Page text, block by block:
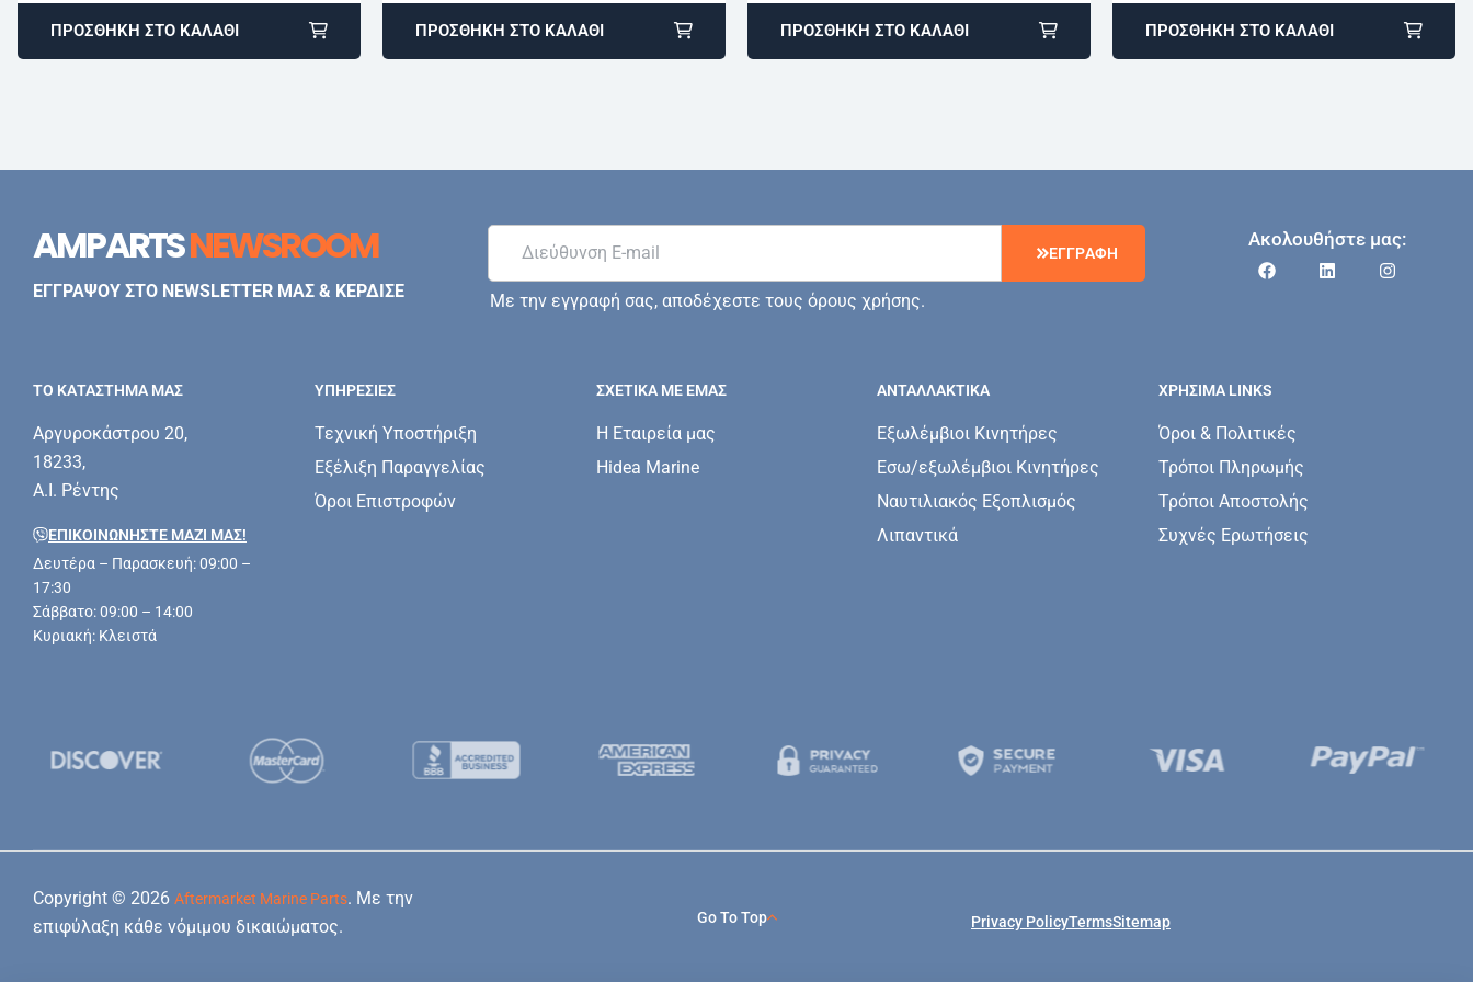
ΠΡΟΣΘΉΚΗ ΣΤΟ ΚΑΛΆΘΙ ΠΡΟΣΘΉΚΗ ΣΤΟ ΚΑΛΆΘΙ ΠΡΟΣΘΉΚΗ ΣΤΟ ΚΑΛΆΘΙ ΠΡΟΣΘΉΚΗ ΣΤΟ ΚΑΛΆΘΙ
AMPARTSNEWSROOM
ΕΓΓΡΑΨΟΥ ΣΤΟ NEWSLETTER ΜΑΣ & ΚΕΡΔΙΣΕ
ΕΓΓΡΑΦΗ
Με την εγγραφή σας, αποδέχεστε τους όρους χρήσης.
Ακολουθήστε μας:
ΤΟ ΚΑΤΑΣΤΗΜΑ ΜΑΣ
Αργυροκάστρου 20,
18233,
Α.Ι. Ρέντης
ΕΠΙΚΟΙΝΩΝΗΣΤΕ ΜΑΖΊ ΜΑΣ!
Δευτέρα – Παρασκευή: 09:00 –
17:30
Σάββατο: 09:00 – 14:00
Κυριακή: Κλειστά
ΥΠΗΡΕΣΊΕΣ
Τεχνική Υποστήριξη
Εξέλιξη Παραγγελίας
Όροι Επιστροφών
ΣΧΕΤΙΚΆ ΜΕ ΕΜΆΣ
Η Εταιρεία μας
Hidea Marine
ΑΝΤΑΛΛΑΚΤΙΚΑ
Εξωλέμβιοι Κινητήρες
Εσω/εξωλέμβιοι Κινητήρες
Ναυτιλιακός Εξοπλισμός
Λιπαντικά
ΧΡΗΣΙΜΑ LINKS
Όροι & Πολιτικές
Τρόποι Πληρωμής
Τρόποι Αποστολής
Συχνές Ερωτήσεις
Copyright © 2026 Aftermarket Marine Parts. Με την
επιφύλαξη κάθε νόμιμου δικαιώματος.
Go To Top Privacy PolicyTermsSitemap